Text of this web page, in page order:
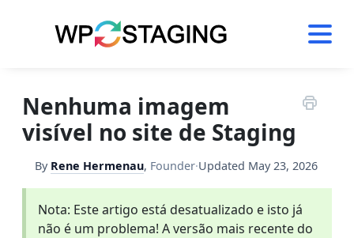
Nenhuma imagem
visível no site de Staging
By Rene Hermenau, Founder·Updated May 23, 2026
Nota: Este artigo está desatualizado e isto já
não é um problema! A versão mais recente do